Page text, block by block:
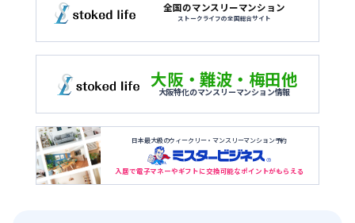
全国のマンスリーマンション
ストークライフの全国総合サイト
大阪・難波・梅田他
大阪特化のマンスリーマンション情報
日本最大級のウィークリー・マンスリーマンション予約
入居で電子マネーやギフトに交換可能なポイントがもらえる